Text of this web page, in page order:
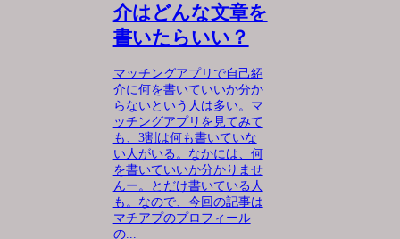
介はどんな文章を
書いたらいい？
マッチングアプリで自己紹
介に何を書いていいか分か
らないという人は多い。マ
ッチングアプリを見てみて
も、3割は何も書いていな
い人がいる。なかには、何
を書いていいか分かりませ
んー。とだけ書いている人
も。なので、今回の記事は
マチアプのプロフィール
の...